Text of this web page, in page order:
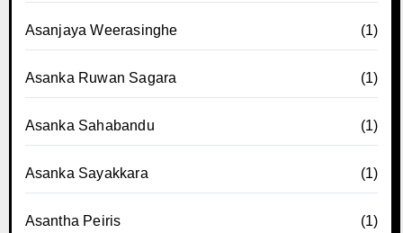
Asanjaya Weerasinghe (1)
Asanka Ruwan Sagara (1)
Asanka Sahabandu (1)
Asanka Sayakkara (1)
Asantha Peiris (1)